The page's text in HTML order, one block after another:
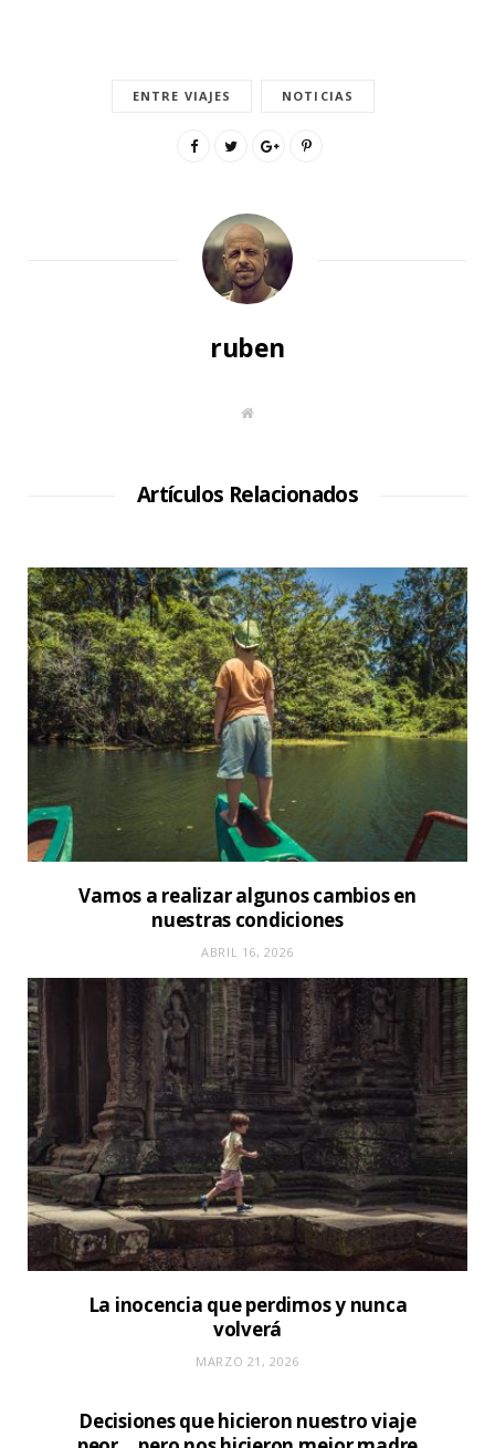
ENTRE VIAJES NOTICIAS
ruben
S
W
Artículos Relacionados
Vamos a realizar algunos cambios en
nuestras condiciones
ABRIL 16, 2026
La inocencia que perdimos y nunca
volverá
MARZO 21, 2026
Decisiones que hicieron nuestro viaje